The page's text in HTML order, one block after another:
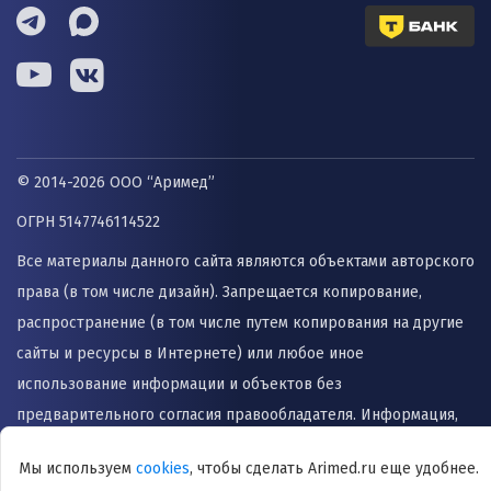
© 2014-2026 ООО “Аримед”
ОГРН 5147746114522
Все материалы данного сайта являются объектами авторского
права (в том числе дизайн). Запрещается копирование,
распространение (в том числе путем копирования на другие
сайты и ресурсы в Интернете) или любое иное
использование информации и объектов без
предварительного согласия правообладателя. Информация,
может быть использована для назначения лечения и
Мы используем cookies, чтобы сделать Arimed.ru еще удобнее.